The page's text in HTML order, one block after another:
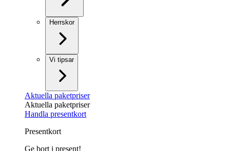
Herrskor
Vi tipsar
Aktuella paketpriser
Aktuella paketpriser
Handla presentkort
Presentkort
Ge bort i present!